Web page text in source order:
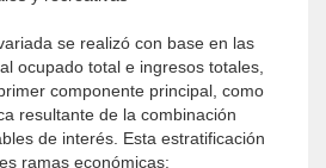
se realizó con base en las
ocupado total e ingresos totales,
componente principal, como
resultante de la combinación
de interés. Esta estratificación
ramas económicas: